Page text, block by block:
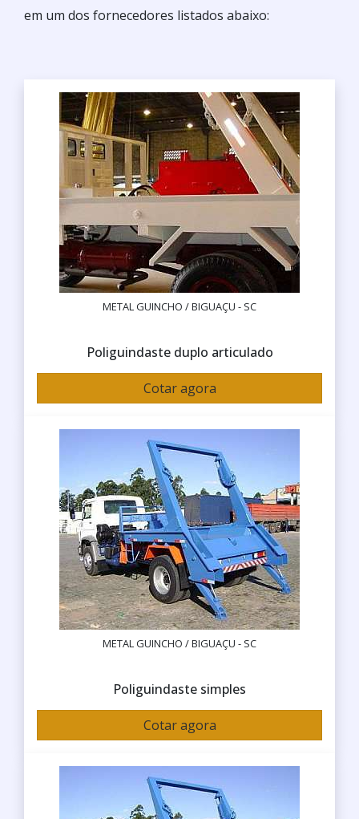
em um dos fornecedores listados abaixo:
METAL GUINCHO / BIGUAÇU - SC
Poliguindaste duplo articulado
Cotar agora
METAL GUINCHO / BIGUAÇU - SC
Poliguindaste simples
Cotar agora